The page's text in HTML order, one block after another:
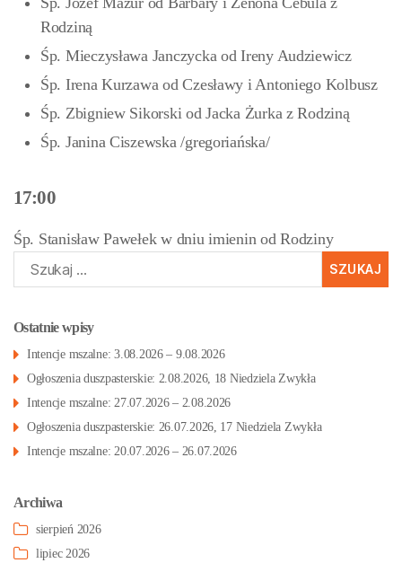
Rodziną
Śp. Mieczysława Janczycka od Ireny Audziewicz
Śp. Irena Kurzawa od Czesławy i Antoniego Kolbusz
Śp. Zbigniew Sikorski od Jacka Żurka z Rodziną
Śp. Janina Ciszewska /gregoriańska/
17:00
Śp. Stanisław Pawełek w dniu imienin od Rodziny
Szukaj:
Ostatnie wpisy
Intencje mszalne: 3.08.2026 – 9.08.2026
Ogłoszenia duszpasterskie: 2.08.2026, 18 Niedziela Zwykła
Intencje mszalne: 27.07.2026 – 2.08.2026
Ogłoszenia duszpasterskie: 26.07.2026, 17 Niedziela Zwykła
Intencje mszalne: 20.07.2026 – 26.07.2026
Archiwa
sierpień 2026
lipiec 2026